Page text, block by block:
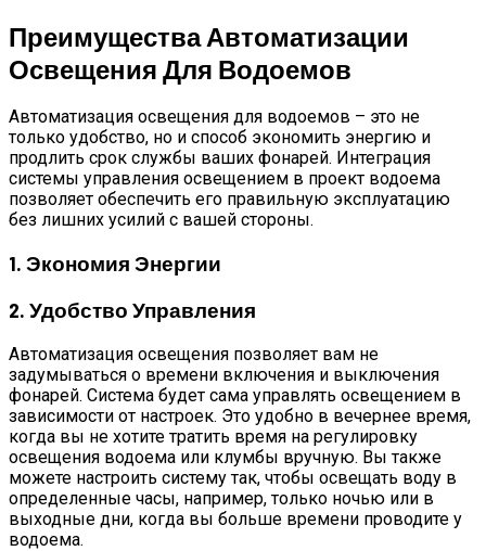
Преимущества Автоматизации
Освещения Для Водоемов
Автоматизация освещения для водоемов – это не
только удобство, но и способ экономить энергию и
продлить срок службы ваших фонарей. Интеграция
системы управления освещением в проект водоема
позволяет обеспечить его правильную эксплуатацию
без лишних усилий с вашей стороны.
1. Экономия Энергии
2. Удобство Управления
Автоматизация освещения позволяет вам не
задумываться о времени включения и выключения
фонарей. Система будет сама управлять освещением в
зависимости от настроек. Это удобно в вечернее время,
когда вы не хотите тратить время на регулировку
освещения водоема или клумбы вручную. Вы также
можете настроить систему так, чтобы освещать воду в
определенные часы, например, только ночью или в
выходные дни, когда вы больше времени проводите у
водоема.